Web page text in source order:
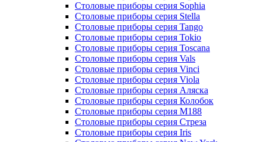
Столовые приборы серия Stella
Столовые приборы серия Tango
Столовые приборы серия Tokio
Столовые приборы серия Toscana
Столовые приборы серия Vals
Столовые приборы серия Vinci
Столовые приборы серия Viola
Столовые приборы серия Аляска
Столовые приборы серия Колобок
Столовые приборы серия М188
Столовые приборы серия Стреза
Столовые приборы серия Iris
Столовые приборы серия New York